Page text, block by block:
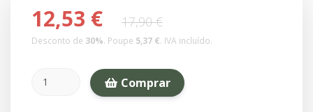
12,53 € 17,90 €
Desconto de 30%. Poupe 5,37 €. IVA incluído.
Comprar